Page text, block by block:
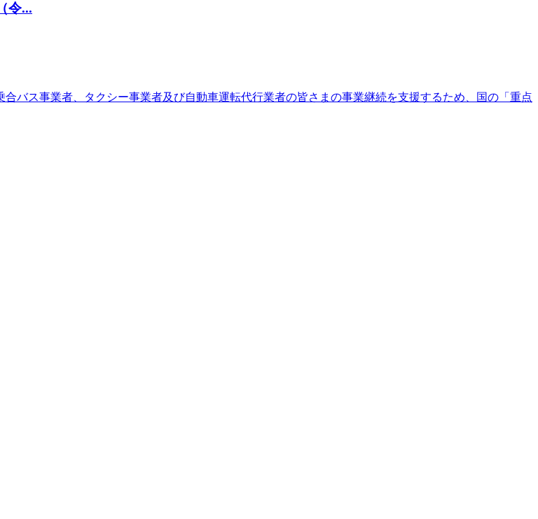
令...
バス事業者、タクシー事業者及び自動車運転代行業者の皆さまの事業継続を支援するため、国の「重点